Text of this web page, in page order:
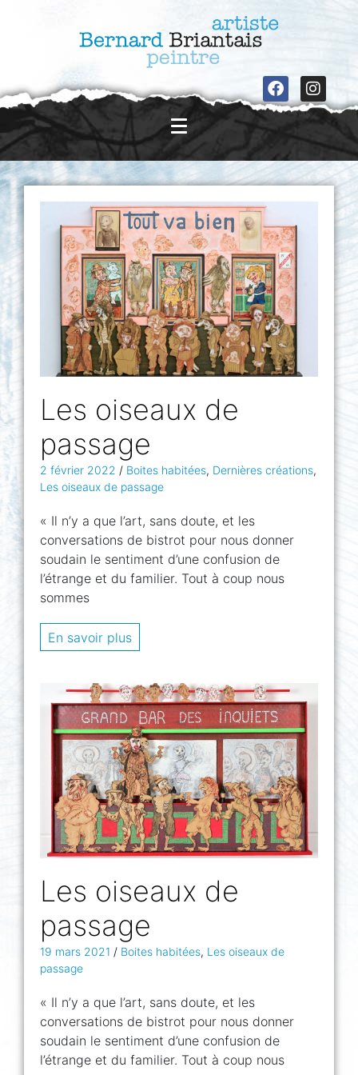
Les oiseaux de
passage
2 février 2022 / Boites habitées, Dernières créations,
Les oiseaux de passage
« Il n’y a que l’art, sans doute, et les
conversations de bistrot pour nous donner
soudain le sentiment d’une confusion de
l’étrange et du familier. Tout à coup nous
sommes
En savoir plus
Les oiseaux de
passage
19 mars 2021 / Boites habitées, Les oiseaux de
passage
« Il n’y a que l’art, sans doute, et les
conversations de bistrot pour nous donner
soudain le sentiment d’une confusion de
l’étrange et du familier. Tout à coup nous